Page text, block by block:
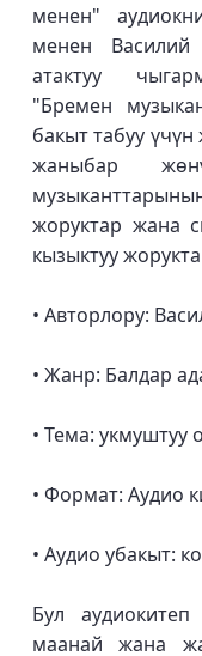
менен"
менен Василий
атактуу
"Бремен
бакыт табуу
жаныбар
жоруктар жана
кызыктуу
• Авторлору:
• Жанр: Балдар
• Тема: укмуштуу
• Формат: Аудио
• Аудио убакыт:
Бул
маанай жана